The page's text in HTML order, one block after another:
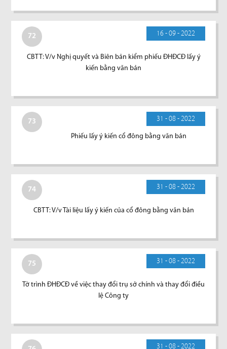
72 16 - 09 - 2022
CBTT: V/v Nghị quyết và Biên bản kiểm phiếu ĐHĐCĐ lấy ý
kiến bằng văn bản
73 31 - 08 - 2022
Phiếu lấy ý kiến cổ đông bằng văn bản
74 31 - 08 - 2022
CBTT: V/v Tài liệu lấy ý kiến của cổ đông bằng văn bản
75 31 - 08 - 2022
Tờ trình ĐHĐCĐ về việc thay đổi trụ sở chính và thay đổi điều
lệ Công ty
31 - 08 - 2022